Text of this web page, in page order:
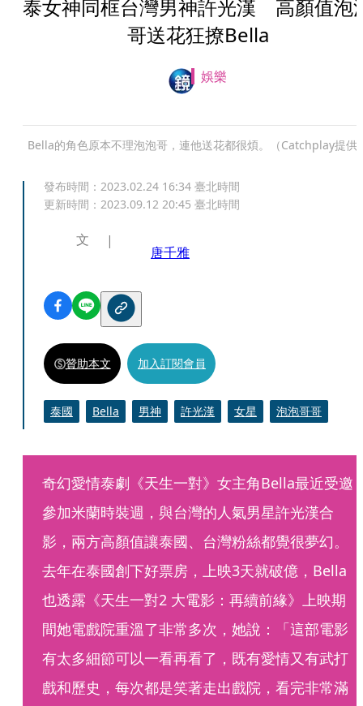
泰女神同框台灣男神許光漢 高顏值泡
哥送花狂撩Bella
娛樂
Bella的角色原本不理泡泡哥，連他送花都很煩。（Catchplay提供
發布時間： 2023.02.24 16:34 臺北時間
更新時間： 2023.09.12 20:45 臺北時間
文
唐千雅
贊助本文 加入訂閱會員
泰國 Bella 男神 許光漢 女星 泡泡哥哥
奇幻愛情泰劇《天生一對》女主角Bella最近受邀
參加米蘭時裝週，與台灣的人氣男星許光漢合
影，兩方高顏值讓泰國、台灣粉絲都覺很夢幻。
去年在泰國創下好票房，上映3天就破億，Bella
也透露《天生一對2 大電影：再續前緣》上映期
間她電戲院重溫了非常多次，她說：「這部電影
有太多細節可以一看再看了，既有愛情又有武打
戲和歷史，每次都是笑著走出戲院，看完非常滿